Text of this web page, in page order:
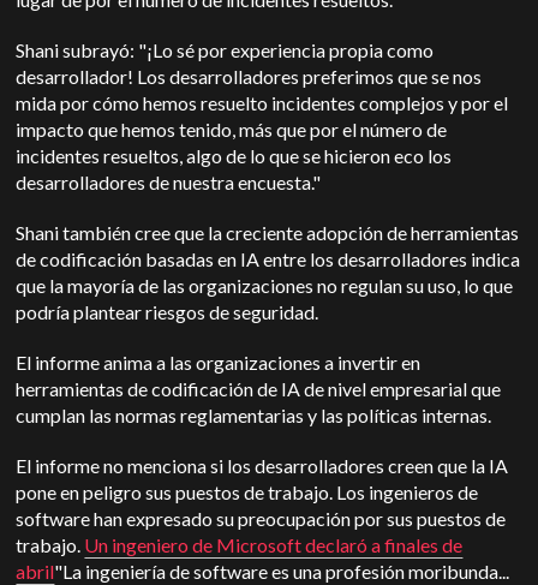
Shani subrayó: "¡Lo sé por experiencia propia como
desarrollador! Los desarrolladores preferimos que se nos
mida por cómo hemos resuelto incidentes complejos y por el
impacto que hemos tenido, más que por el número de
incidentes resueltos, algo de lo que se hicieron eco los
desarrolladores de nuestra encuesta."
Shani también cree que la creciente adopción de herramientas
de codificación basadas en IA entre los desarrolladores indica
que la mayoría de las organizaciones no regulan su uso, lo que
podría plantear riesgos de seguridad.
El informe anima a las organizaciones a invertir en
herramientas de codificación de IA de nivel empresarial que
cumplan las normas reglamentarias y las políticas internas.
El informe no menciona si los desarrolladores creen que la IA
pone en peligro sus puestos de trabajo. Los ingenieros de
software han expresado su preocupación por sus puestos de
trabajo. Un ingeniero de Microsoft declaró a finales de
abril"La ingeniería de software es una profesión moribunda...